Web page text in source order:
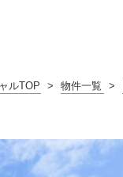
ルTOP > 物件一覧 >